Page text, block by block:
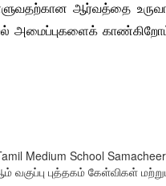
ஆர்வத்தை
அமைப்புகளைக்
Medium School
புத்தகம் கேள்விகள்